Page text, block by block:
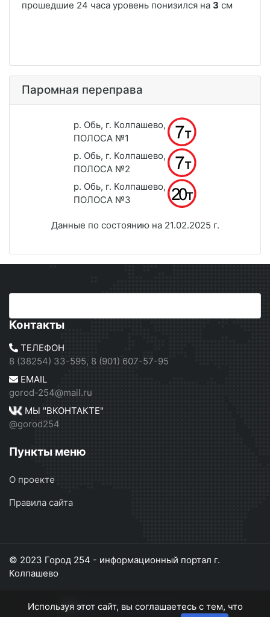
Паромная переправа
р. Обь, г. Колпашево,
ПОЛОСА №1
р. Обь, г. Колпашево,
ПОЛОСА №2
р. Обь, г. Колпашево,
ПОЛОСА №3
Данные по состоянию на 21.02.2025 г.
Контакты
ТЕЛЕФОН
8 (38254) 33-595, 8 (901) 607-57-95
EMAIL
gorod-254@mail.ru
МЫ "ВКОНТАКТЕ"
@gorod254
Пункты меню
О проекте
Правила сайта
© 2023 Город 254 - информационный портал г.
Колпашево
Используя этот сайт, вы соглашаетесь с тем, что